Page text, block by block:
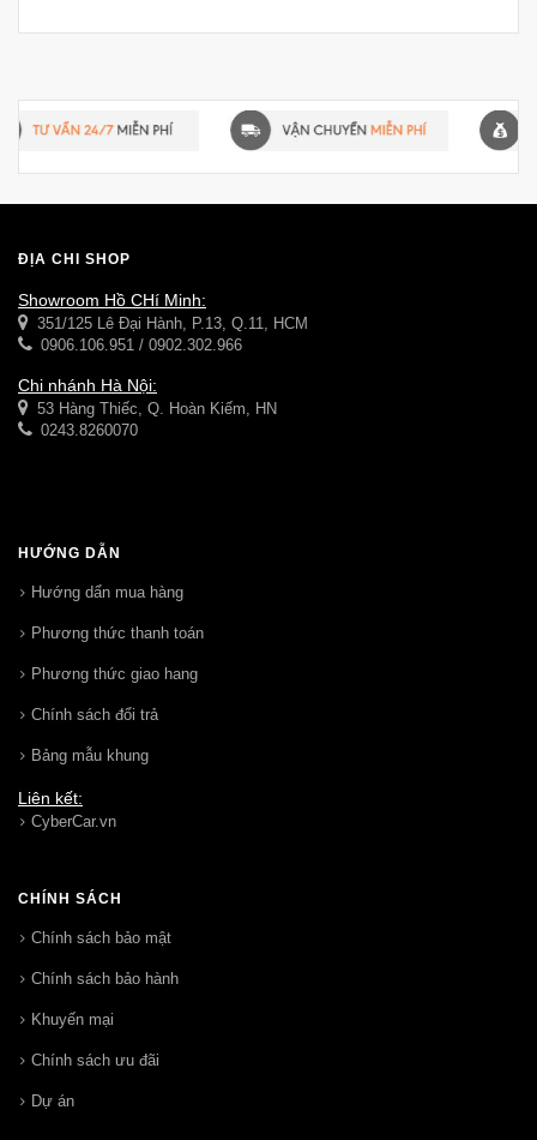
ĐỊA CHỈ SHOP
Showroom Hồ CHí Minh:
351/125 Lê Đại Hành, P.13, Q.11, HCM
0906.106.951 / 0902.302.966
Chi nhánh Hà Nội:
53 Hàng Thiếc, Q. Hoàn Kiếm, HN
0243.8260070
HƯỚNG DẪN
Hướng dẩn mua hàng
Phương thức thanh toán
Phương thức giao hang
Chính sách đổi trả
Bảng mẫu khung
Liên kết:
CyberCar.vn
CHÍNH SÁCH
Chính sách bảo mật
Chính sách bảo hành
Khuyến mại
Chính sách ưu đãi
Dự án